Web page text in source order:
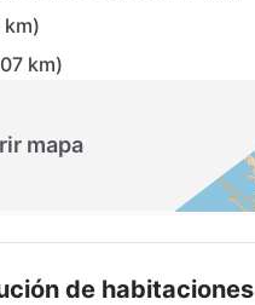
km)
km)
mapa
de habitaciones